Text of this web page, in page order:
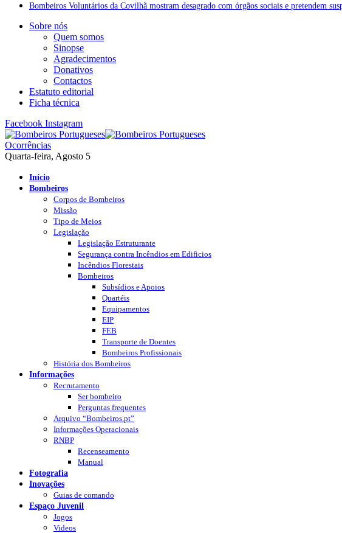
Bombeiros Voluntários da Covilhã mostram desagrado com órgãos sociais e pretendem
Sobre nós
Quem somos
Sinopse
Agradecimentos
Donativos
Contactos
Estatuto editorial
Ficha técnica
Facebook Instagram
Ocorrências
Quarta-feira, Agosto 5
Início
Bombeiros
Corpos de Bombeiros
Missão
Tipo de Meios
Legislação
Legislação Estruturante
Segurança contra Incêndios em Edificios
Incêndios Florestais
Bombeiros
Subsídios e Apoios
Quartéis
Equipamentos
EIP
FEB
Transporte de Doentes
Bombeiros Profissionais
História dos Bombeiros
Informações
Recrutamento
Ser bombeiro
Perguntas frequentes
Arquivo “Bombeiros.pt”
Informações Operacionais
RNBP
Recenseamento
Manual
Fotografia
Inovações
Guias de comando
Espaço Juvenil
Jogos
Videos